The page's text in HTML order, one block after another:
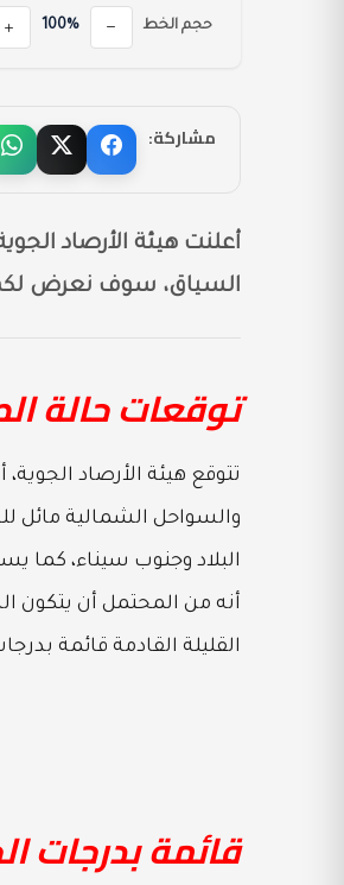
حجم الخط 100%
مشاركة:
أعلنت هيئة الأرصاد
السياق، سوف نعرض لكم
توقعات حالة الطقس غدًا
تتوقع هيئة الأرصاد
والسواحل الشمالية مائل
البلاد وجنوب سيناء، كما
أنه من المحتمل أن يتكون
القليلة القادمة قائمة
قائمة بدرجات